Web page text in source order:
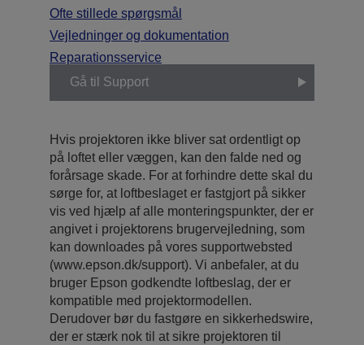
Ofte stillede spørgsmål
Vejledninger og dokumentation
Reparationsservice
Gå til Support
Hvis projektoren ikke bliver sat ordentligt op
på loftet eller væggen, kan den falde ned og
forårsage skade. For at forhindre dette skal du
sørge for, at loftbeslaget er fastgjort på sikker
vis ved hjælp af alle monteringspunkter, der er
angivet i projektorens brugervejledning, som
kan downloades på vores supportwebsted
(www.epson.dk/support). Vi anbefaler, at du
bruger Epson godkendte loftbeslag, der er
kompatible med projektormodellen.
Derudover bør du fastgøre en sikkerhedswire,
der er stærk nok til at sikre projektoren til